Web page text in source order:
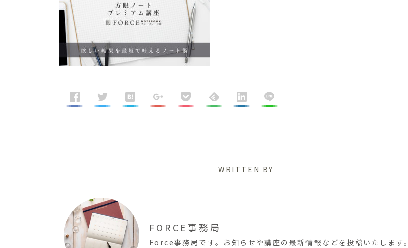
WRITTEN BY
FORCE事務局
Force事務局です。お知らせや講座の最新情報などを投稿いたします。